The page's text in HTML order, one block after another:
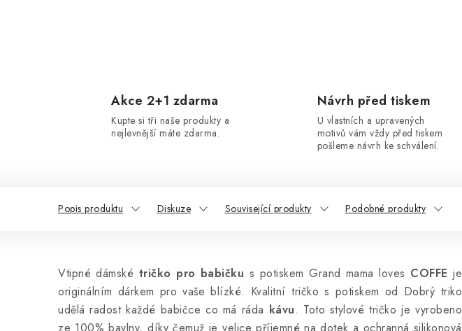
Akce 2+1 zdarma
Kupte si tři naše produkty a
nejlevnější máte zdarma.
Návrh před tiskem
U vlastních a upravených
motivů vám vždy před tiskem
pošleme návrh ke schválení.
Popis produktu Diskuze Související produkty Podobné produkty
Vtipné dámské tričko pro babičku s potiskem Grand mama loves COFFE je
originálním dárkem pro vaše blízké. Kvalitní tričko s potiskem od Dobrý triko
udělá radost každé babičce co má ráda kávu. Toto stylové tričko je vyrobeno